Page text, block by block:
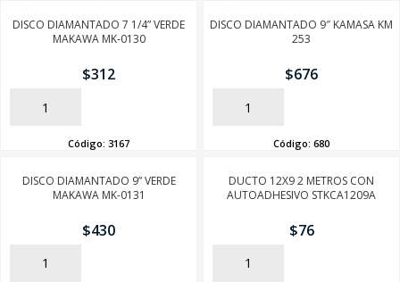
DISCO DIAMANTADO 7 1/4” VERDE
MAKAWA MK-0130
$312
AÑADIR
Código: 3167
DISCO DIAMANTADO 9″ KAMASA KM
253
$676
AÑADIR
Código: 680
DISCO DIAMANTADO 9” VERDE
MAKAWA MK-0131
$430
AÑADIR
DUCTO 12X9 2 METROS CON
AUTOADHESIVO STKCA1209A
$76
AÑADIR